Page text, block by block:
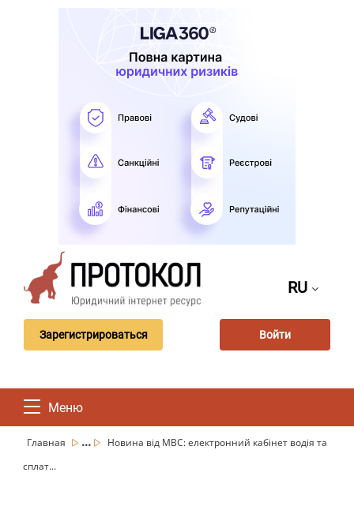
RU
Зарегистрироваться Войти
Меню
Главная ...
Новина від МВС: електронний кабінет водія та
сплат...